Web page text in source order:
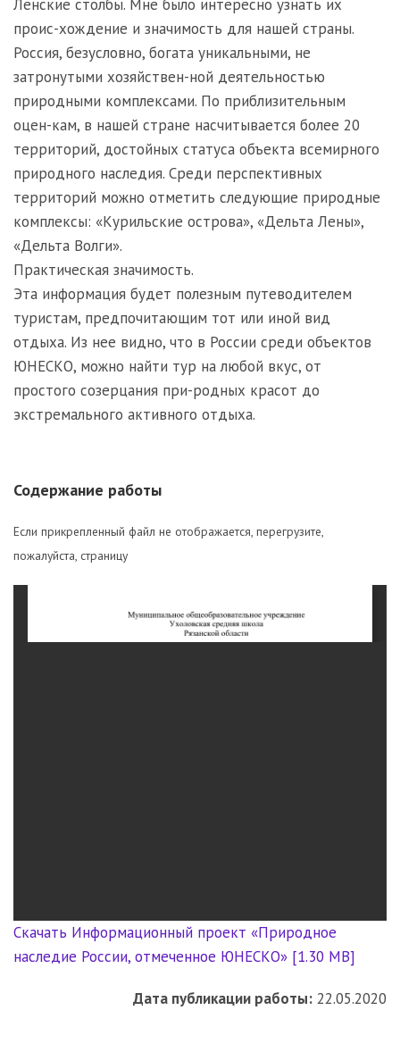
Ленские столбы. Мне было интересно узнать их
проис-хождение и значимость для нашей страны.
Россия, безусловно, богата уникальными, не
затронутыми хозяйствен-ной деятельностью
природными комплексами. По приблизительным
оцен-кам, в нашей стране насчитывается более 20
территорий, достойных статуса объекта всемирного
природного наследия. Среди перспективных
территорий можно отметить следующие природные
комплексы: «Курильские острова», «Дельта Лены»,
«Дельта Волги».
Практическая значимость.
Эта информация будет полезным путеводителем
туристам, предпочитающим тот или иной вид
отдыха. Из нее видно, что в России среди объектов
ЮНЕСКО, можно найти тур на любой вкус, от
простого созерцания при-родных красот до
экстремального активного отдыха.
Содержание работы
Если прикрепленный файл не отображается, перегрузите,
пожалуйста, страницу
Скачать Информационный проект «Природное
наследие России, отмеченное ЮНЕСКО» [1.30 MB]
Дата публикации работы: 22.05.2020